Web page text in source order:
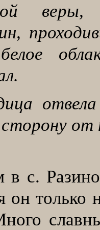
веры,
сторону
в с.
он только